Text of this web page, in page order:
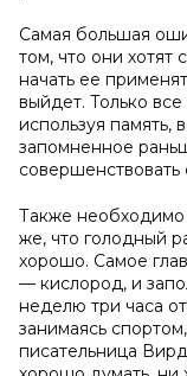
Самая большая
том, что они хотят
начать ее
выйдет. Только
используя память,
запомненное
совершенствовать
Также необходимо
же, что голодный
хорошо. Самое
— кислород, и
неделю три часа
занимаясь
писательница